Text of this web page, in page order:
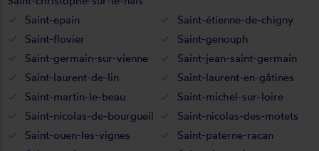
Saint-epain
Saint-étienne-de-chigny
Saint-flovier
Saint-genouph
Saint-germain-sur-vienne
Saint-jean-saint-germain
Saint-laurent-de-lin
Saint-laurent-en-gâtines
Saint-martin-le-beau
Saint-michel-sur-loire
Saint-nicolas-de-bourgueil
Saint-nicolas-des-motets
Saint-ouen-les-vignes
Saint-paterne-racan